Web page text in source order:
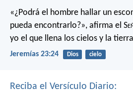
«¿Podrá el hombre hallar un
pueda encontrarlo?», afirma el S
yo el que llena los cielos y la
Jeremías 23:24 Dios cielo
Reciba el Versículo Diario: